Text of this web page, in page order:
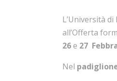
L’Università
all’Offerta
26e 27
Nel